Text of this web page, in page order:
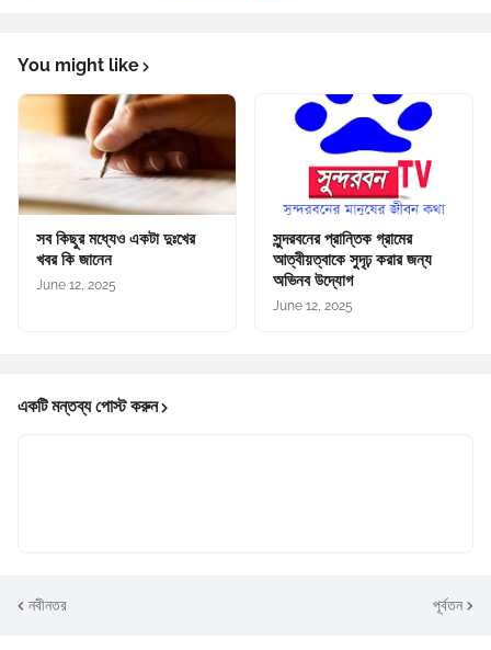
You might like
সব কিছুর মধ্যেও একটা দুঃখের
খবর কি জানেন
June 12, 2025
সুন্দরবনের প্রান্তিক গ্রামের
আত্বীয়ত্বাকে সুদৃঢ় করার জন্য
অভিনব উদ্যোগ
June 12, 2025
একটি মন্তব্য পোস্ট করুন
নবীনতর পূর্বতন